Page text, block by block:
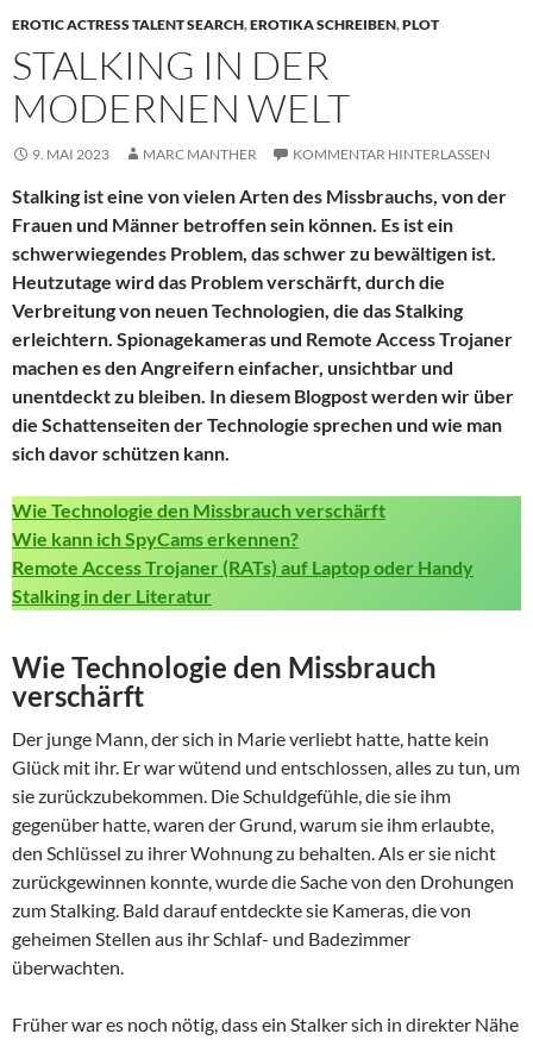
EROTIC ACTRESS TALENT SEARCH,EROTIKA SCHREIBEN,PLOT
STALKING IN DER
MODERNEN WELT
9. MAI 2023 MARC MANTHER KOMMENTAR HINTERLASSEN
Stalking ist eine von vielen Arten des Missbrauchs, von der
Frauen und Männer betroffen sein können. Es ist ein
schwerwiegendes Problem, das schwer zu bewältigen ist.
Heutzutage wird das Problem verschärft, durch die
Verbreitung von neuen Technologien, die das Stalking
erleichtern. Spionagekameras und Remote Access Trojaner
machen es den Angreifern einfacher, unsichtbar und
unentdeckt zu bleiben. In diesem Blogpost werden wir über
die Schattenseiten der Technologie sprechen und wie man
sich davor schützen kann.
Wie Technologie den Missbrauch verschärft
Wie kann ich SpyCams erkennen?
Remote Access Trojaner (RATs) auf Laptop oder Handy
Stalking in der Literatur
Wie Technologie den Missbrauch
verschärft
Der junge Mann, der sich in Marie verliebt hatte, hatte kein
Glück mit ihr. Er war wütend und entschlossen, alles zu tun, um
sie zurückzubekommen. Die Schuldgefühle, die sie ihm
gegenüber hatte, waren der Grund, warum sie ihm erlaubte,
den Schlüssel zu ihrer Wohnung zu behalten. Als er sie nicht
zurückgewinnen konnte, wurde die Sache von den Drohungen
zum Stalking. Bald darauf entdeckte sie Kameras, die von
geheimen Stellen aus ihr Schlaf- und Badezimmer
überwachten.
Früher war es noch nötig, dass ein Stalker sich in direkter Nähe